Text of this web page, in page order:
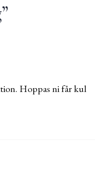
”
Hoppas ni får kul